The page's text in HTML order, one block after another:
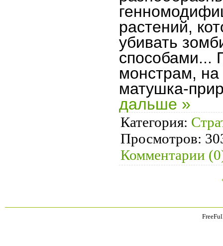
растений,
убивать
способами...
монстрам, на
матушка-
дальше »
Категория:
Просмотров:
Комментарии